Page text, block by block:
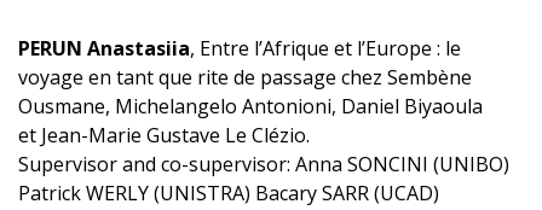
PERUN Anastasiia, Entre l’Afrique et l’Europe : le
voyage en tant que rite de passage chez Sembène
Ousmane, Michelangelo Antonioni, Daniel Biyaoula
et Jean-Marie Gustave Le Clézio.
Supervisor and co-supervisor: Anna SONCINI (UNIBO)
Patrick WERLY (UNISTRA) Bacary SARR (UCAD)